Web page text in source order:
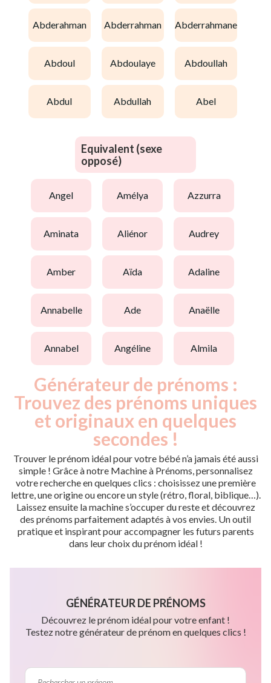
abderahman abderrahman abderrahmane
abdoul abdoulaye abdoullah
abdul abdullah abel
Equivalent (sexe
opposé)
angel amélya azzurra
aminata aliénor audrey
amber aïda adaline
annabelle ade anaëlle
annabel angéline almila
Générateur de prénoms :
Trouvez des prénoms uniques
et originaux en quelques
secondes !
Trouver le prénom idéal pour votre bébé n’a jamais été aussi
simple ! Grâce à notre Machine à Prénoms, personnalisez
votre recherche en quelques clics : choisissez une première
lettre, une origine ou encore un style (rétro, floral, biblique…).
Laissez ensuite la machine s’occuper du reste et découvrez
des prénoms parfaitement adaptés à vos envies. Un outil
pratique et inspirant pour accompagner les futurs parents
dans leur choix du prénom idéal !
GÉNÉRATEUR DE PRÉNOMS
Découvrez le prénom idéal pour votre enfant !
Testez notre générateur de prénom en quelques clics !